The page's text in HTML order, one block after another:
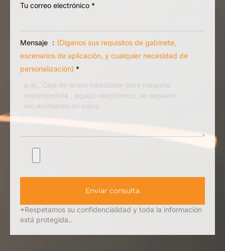
Tu correo electrónico *
Mensaje ： (Díganos sus requisitos de gabinete,
escenarios de aplicación, y cualquier necesidad de
personalización) *
Enviar consulta
*Respetamos su confidencialidad y toda la información
está protegida..